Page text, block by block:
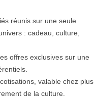
réunis sur une seule
: cadeau, culture,
offres exclusives sur une
valable chez plus
de la culture.